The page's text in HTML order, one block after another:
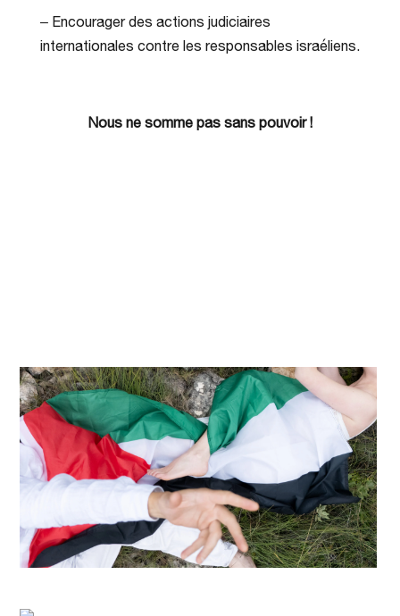
– Encourager des actions judiciaires
internationales contre les responsables israéliens.
Nous ne somme pas sans pouvoir !